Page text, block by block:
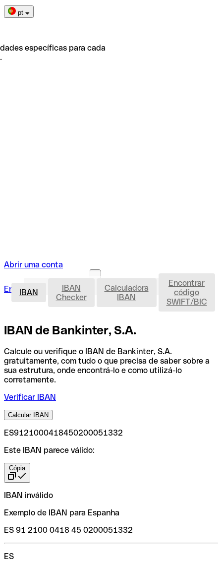
pt
específicas para cada
Abrir uma conta
Entrar Abrir uma conta IBAN
IBAN
IBAN
Checker
Calculadora
IBAN
Encontrar
código
SWIFT/BIC
IBAN de Bankinter, S.A.
Calcule ou verifique o IBAN de Bankinter, S.A.
gratuitamente, com tudo o que precisa de saber sobre a
sua estrutura, onde encontrá-lo e como utilizá-lo
corretamente.
Verificar IBAN
Calcular IBAN
ES9121000418450200051332
Este IBAN parece válido:
Cópia
IBAN inválido
Exemplo de IBAN para Espanha
ES 91 2100 0418 45 0200051332
ES